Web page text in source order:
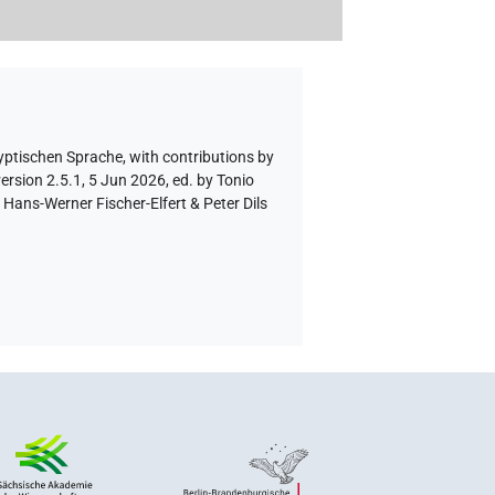
Sprache,with contributions by
2.5.1, 5 Jun 2026, ed. by Tonio
Werner Fischer-Elfert & Peter Dils